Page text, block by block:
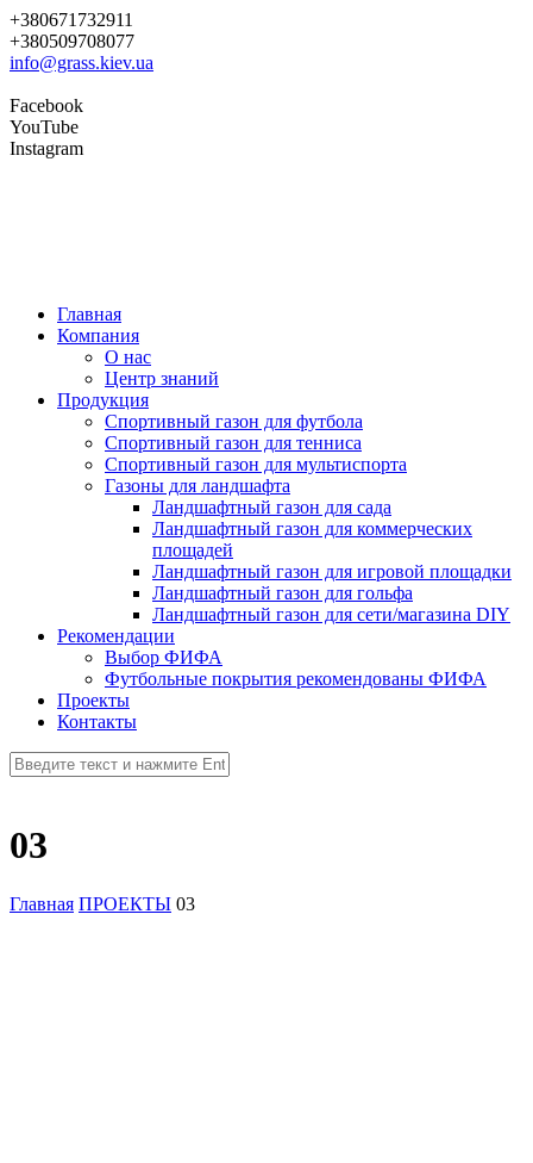
+380671732911
+380509708077
info@grass.kiev.ua
Facebook
YouTube
Instagram
Главная
Компания
О нас
Центр знаний
Продукция
Cпортивный газон для футбола
Cпортивный газон для тенниса
Cпортивный газон для мультиспорта
Газоны для ландшафта
Ландшафтный газон для сада
Ландшафтный газон для коммерческих
площадей
Ландшафтный газон для игровой площадки
Ландшафтный газон для гольфа
Ландшафтный газон для сети/магазина DIY
Рекомендации
Выбор ФИФА
Футбольные покрытия рекомендованы ФИФА
Проекты
Контакты
03
Главная ПРОЕКТЫ 03